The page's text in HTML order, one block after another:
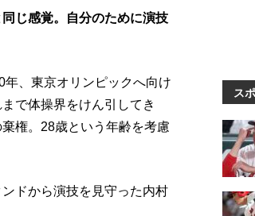
じ感覚。自分のために演技
、東京オリンピックへ向け
で体操界をけん引してき
権。28歳という年齢を考慮
ドから演技を見守った内村
ス